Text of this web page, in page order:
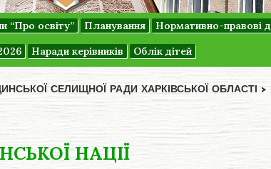
“Про освіту” Планування Нормативно-правові
Наради керівників Облік дітей
СЕЛИЩНОЇ РАДИ ХАРКІВСЬКОЇ ОБЛАСТІ >
НАЦІЇ